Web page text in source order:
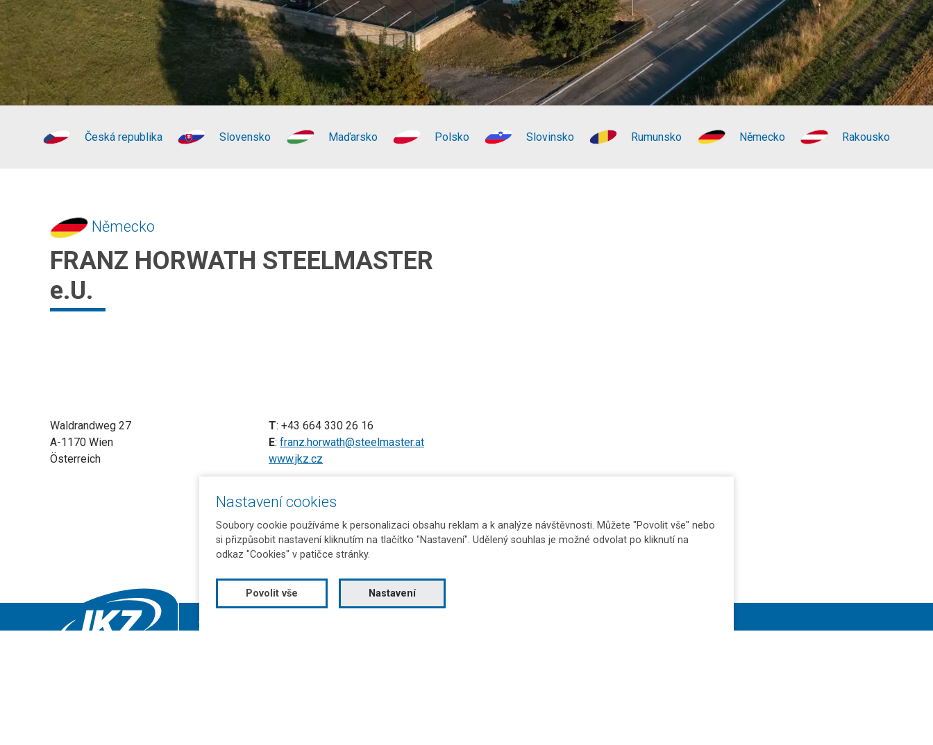
Česká republika Slovensko Maďarsko Polsko Slovinsko Rumunsko Německo Rakousko
Německo
FRANZ HORWATH STEELMASTER
e.U.
Waldrandweg 27
A-1170 Wien
Österreich
T: +43 664 330 26 16
E: franz.horwath@steelmaster.at
www.jkz.cz
Nastavení cookies
Soubory cookie používáme k personalizaci obsahu reklam a k analýze návštěvnosti. Můžete "Povolit vše" nebo
si přizpůsobit nastavení kliknutím na tlačítko "Nastavení". Udělený souhlas je možné odvolat po kliknutí na
odkaz "Cookies" v patičce stránky.
Povolit vše Nastavení